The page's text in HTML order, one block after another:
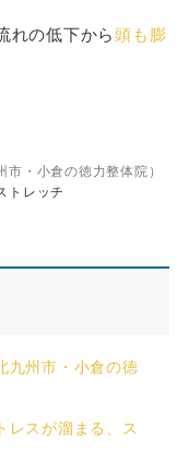
れの低下から頭も膨
・小倉の徳力整体院）
トレッチ
九州市・小倉の徳
レスが溜まる、ス